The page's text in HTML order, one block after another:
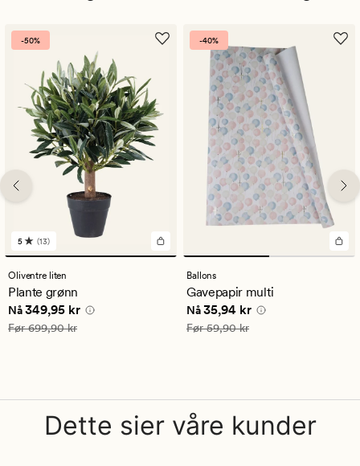
-50%
13
anmeldelser
med
en
gjennomsnittlig
vurdering
på
5
5 (13)
Oliventre liten
Plante grønn
Nåværende pris
Nå349,95 kr
Vanlig pris 699,90 kr
Før699,90 kr
-40%
Ballons
Gavepapir multi
Nåværende pris
Nå35,94 kr
Vanlig pris 59,90 kr
Før59,90 kr
Dette sier våre kunder